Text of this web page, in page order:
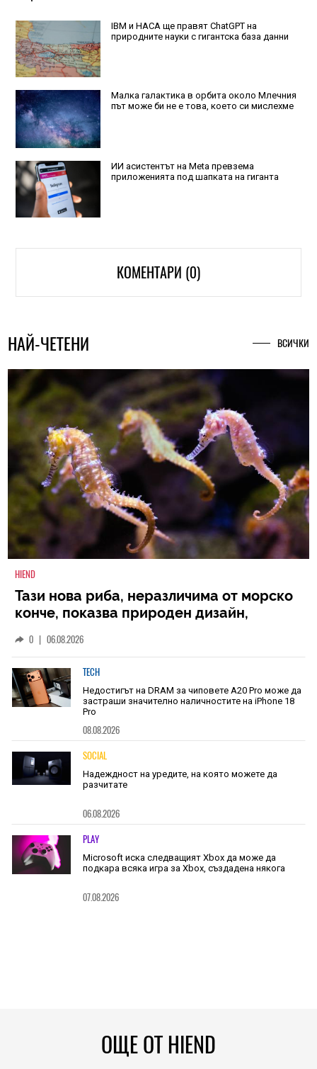
IBM и НАСА ще правят ChatGPT на
природните науки с гигантска база данни
Малка галактика в орбита около Млечния
път може би не е това, което си мислехме
ИИ асистентът на Meta превзема
приложенията под шапката на гиганта
КОМЕНТАРИ (0)
НАЙ-ЧЕТЕНИ ВСИЧКИ
HIEND
Тази нова риба, неразличима от морско
конче, показва природен дизайн,
0 | 06.08.2026
TECH
Недостигът на DRAM за чиповете A20 Pro може да
застраши значително наличностите на iPhone 18
Pro
08.08.2026
SOCIAL
Надеждност на уредите, на която можете да
разчитате
06.08.2026
PLAY
Microsoft иска следващият Xbox да може да
подкара всяка игра за Xbox, създадена някога
07.08.2026
ОЩЕ ОТ HIEND